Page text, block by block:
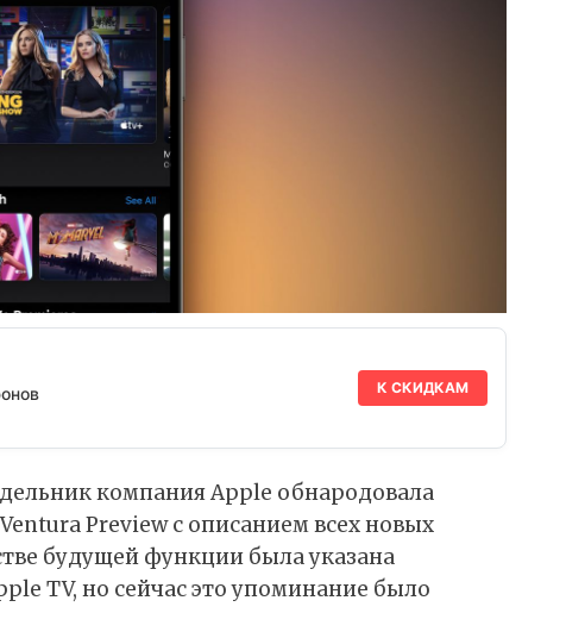
К СКИДКАМ
компания Apple обнародовала
Preview с описанием всех новых
будущей функции была указана
TV, но сейчас это упоминание было